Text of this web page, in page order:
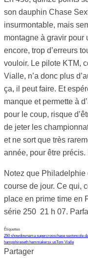
son dauphin Chase
insurmontable, mais
montagne à gravir pour
encore, trop d’erreurs
vouloir. Le pilote KTM,
Vialle, n’a donc plus
ça, il peut faire. Et
manque et permette à
pour le coup, risque
de jeter les
et ne sort que très
année, pour être
Notez que Philadelphie
course de jour. Ce qui,
place en prime time en
série 250 21 h 07.
Étiquettes
250 showdownama supercrosschase sextoncole
hampshireseth hammakersx usTom Vialle
Partager